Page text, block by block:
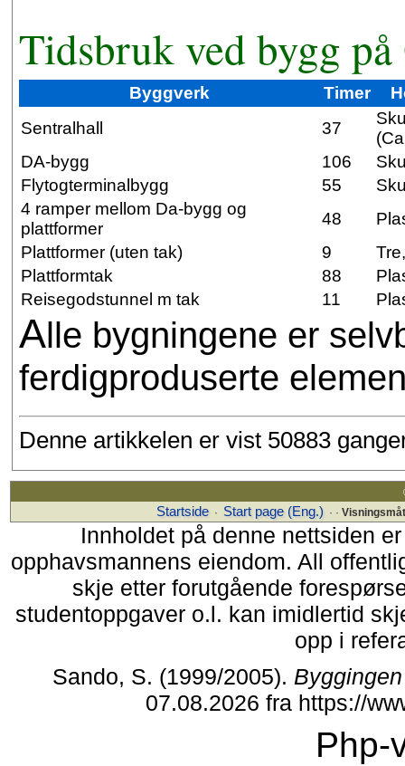
Tidsbruk ved bygg på
Byggverk Timer
Sentralhall
37
DA-bygg
106
Flytogterminalbygg
55
4 ramper mellom Da-bygg og
plattformer
48
Plattformer (uten tak)
9
Plattformtak
88
Reisegodstunnel m tak
11
Alle bygningene er
ferdigproduserte
Denne artikkelen er vist 50883
Startside · Start page (Eng.) · ·
Innholdet på denne nettsiden
opphavsmannens eiendom. All
skje etter forutgående
studentoppgaver o.l. kan imidlertid
opp i
Sando, S. (1999/2005).
07.08.2026 fra https://
Php-